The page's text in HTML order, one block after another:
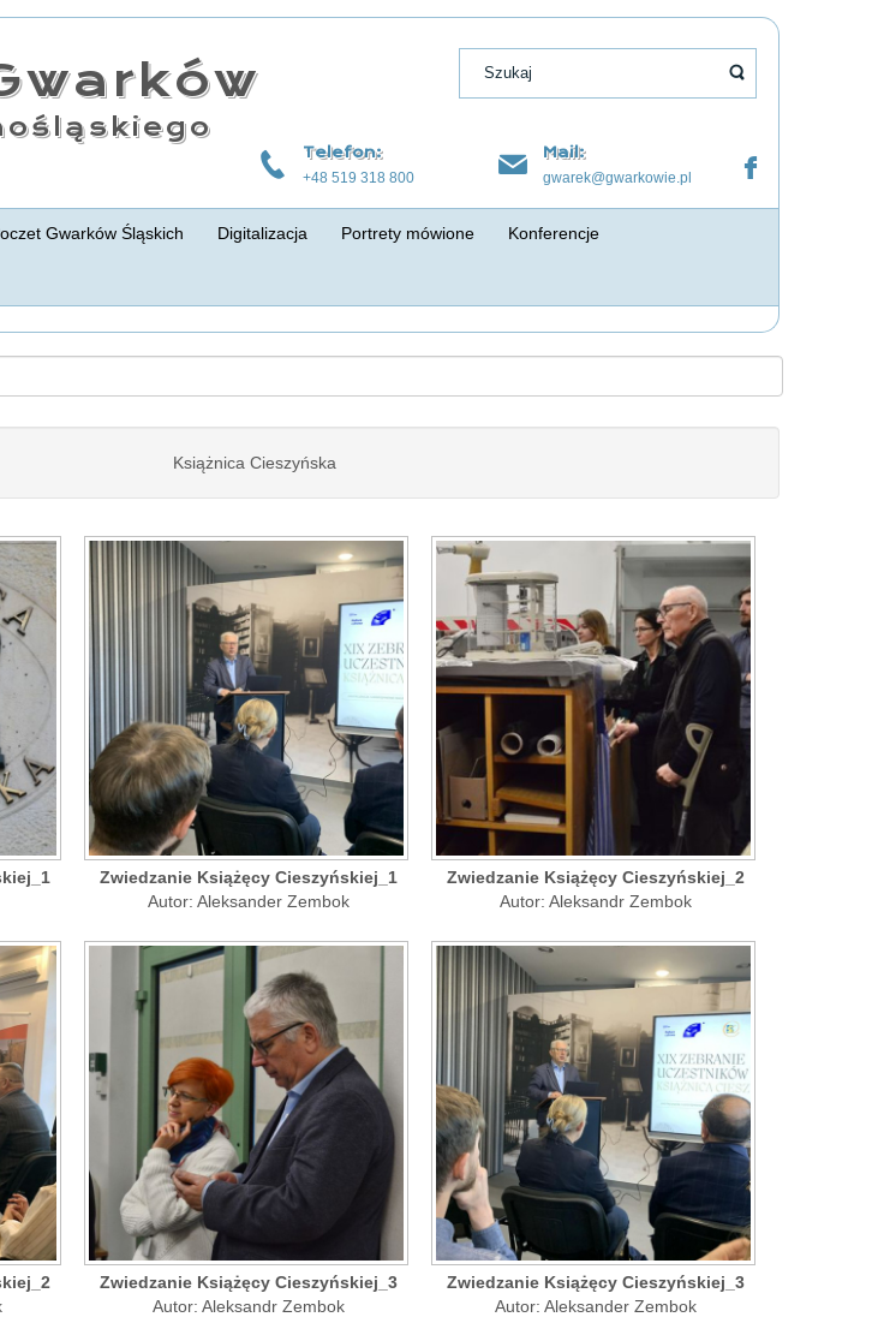
Telefon:
+48 519 318 800
Mail:
gwarek@gwarkowie.pl
Gwarków Śląskich Digitalizacja Portrety mówione Konferencje
Książnica Cieszyńska
Zwiedzanie Książęcy Cieszyńskiej_1
Autor: Aleksander Zembok
Zwiedzanie Książęcy Cieszyńskiej_2
Autor: Aleksandr Zembok
Zwiedzanie Książęcy Cieszyńskiej_3
Autor: Aleksandr Zembok
Zwiedzanie Książęcy Cieszyńskiej_3
Autor: Aleksander Zembok